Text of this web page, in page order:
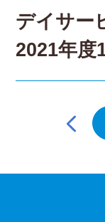
デイサー
2021年度
シ